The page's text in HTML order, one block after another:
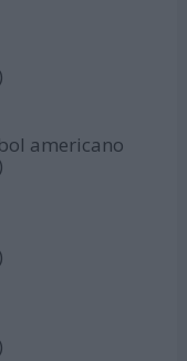
americano